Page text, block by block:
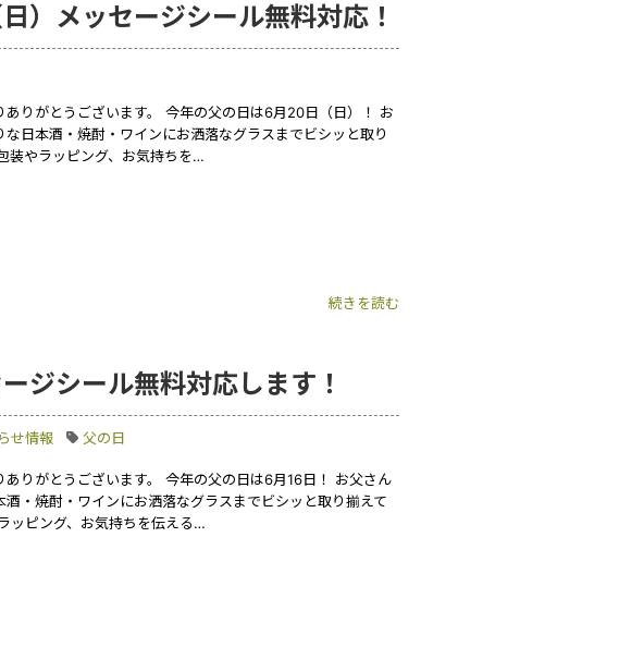
）メッセージシール無料対応！
ありがとうございます。 今年の父の日は6月20日（日）！ お
日本酒・焼酎・ワインにお洒落なグラスまでビシッと取り
装やラッピング、お気持ちを…
続きを読む
ジシール無料対応します！
せ情報 父の日
ありがとうございます。 今年の父の日は6月16日！ お父さん
・焼酎・ワインにお洒落なグラスまでビシッと取り揃えて
ッピング、お気持ちを伝える…